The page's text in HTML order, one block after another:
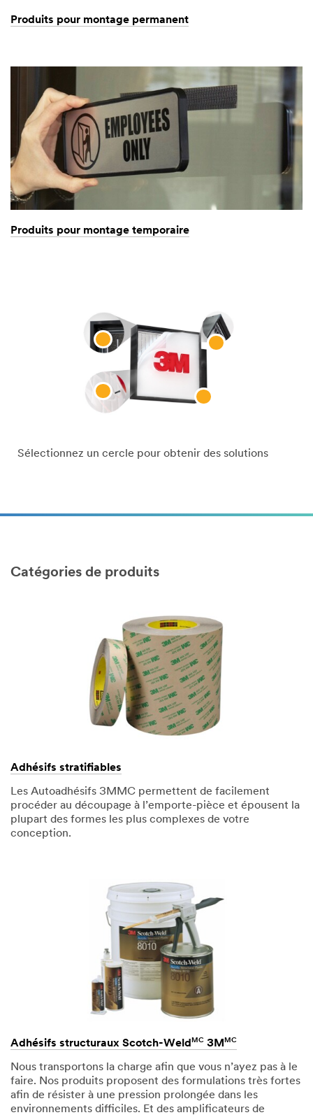
Produits pour montage permanent
Produits pour montage temporaire
Sélectionnez un cercle pour obtenir des solutions
Catégories de produits
Adhésifs stratifiables
Les Autoadhésifs 3MMC permettent de facilement
procéder au découpage à l’emporte-pièce et épousent la
plupart des formes les plus complexes de votre
conception.
Adhésifs structuraux Scotch-Weld MC 3M MC
Nous transportons la charge afin que vous n’ayez pas à le
faire. Nos produits proposent des formulations très fortes
afin de résister à une pression prolongée dans les
environnements difficiles. Et des amplificateurs de